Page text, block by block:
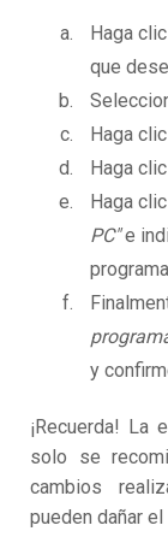
Haga
que
Haga
Haga
Haga
PC"e
y
¡Recuerda! La
solo se
cambios
pueden dañar